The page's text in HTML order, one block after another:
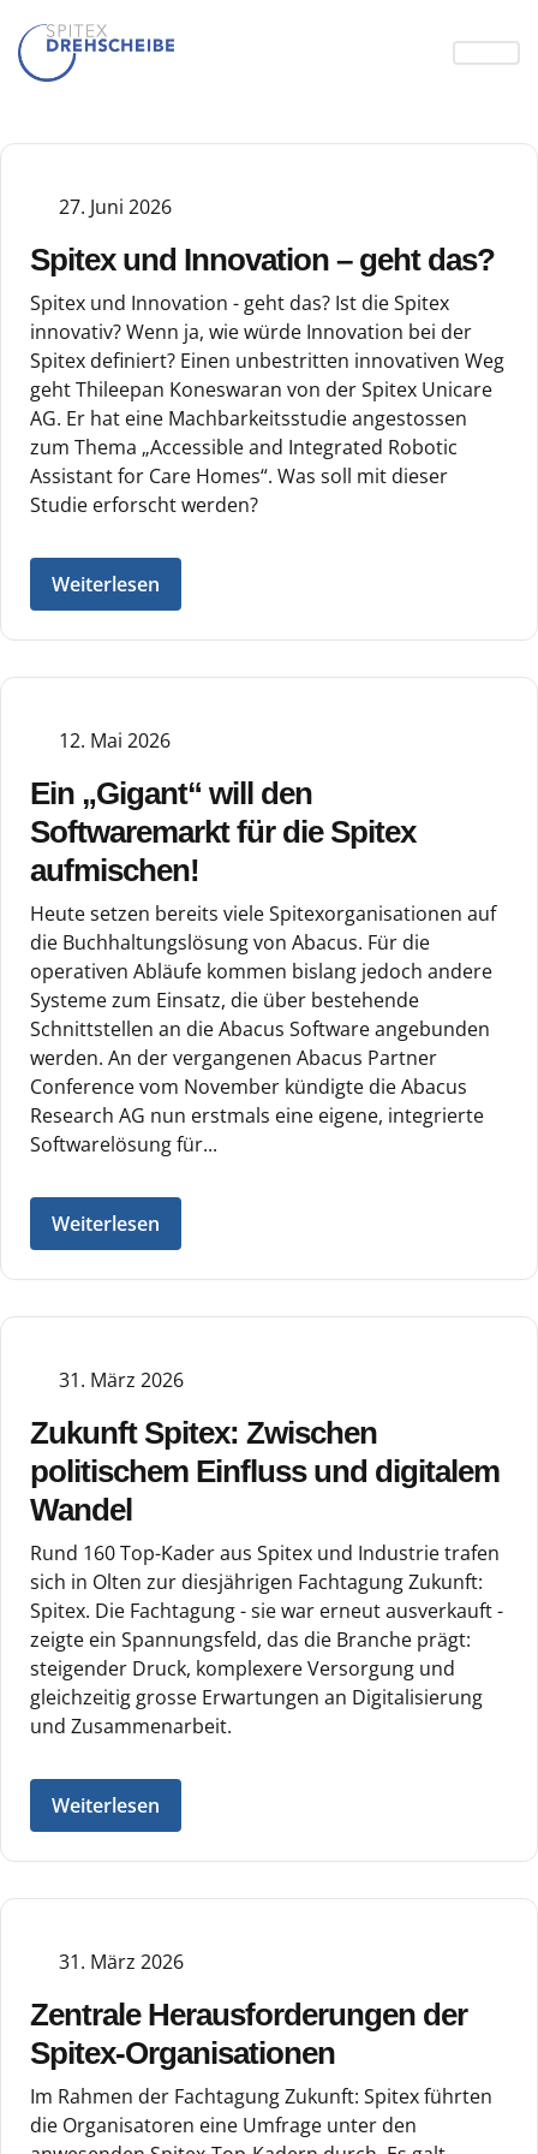
27. Juni 2026
Spitex und Innovation – geht das?
Spitex und Innovation - geht das? Ist die Spitex
innovativ? Wenn ja, wie würde Innovation bei der
Spitex definiert? Einen unbestritten innovativen Weg
geht Thileepan Koneswaran von der Spitex Unicare
AG. Er hat eine Machbarkeitsstudie angestossen
zum Thema „Accessible and Integrated Robotic
Assistant for Care Homes“. Was soll mit dieser
Studie erforscht werden?
Weiterlesen
12. Mai 2026
Ein „Gigant“ will den
Softwaremarkt für die Spitex
aufmischen!
Heute setzen bereits viele Spitexorganisationen auf
die Buchhaltungslösung von Abacus. Für die
operativen Abläufe kommen bislang jedoch andere
Systeme zum Einsatz, die über bestehende
Schnittstellen an die Abacus Software angebunden
werden. An der vergangenen Abacus Partner
Conference vom November kündigte die Abacus
Research AG nun erstmals eine eigene, integrierte
Softwarelösung für...
Weiterlesen
31. März 2026
Zukunft Spitex: Zwischen
politischem Einfluss und digitalem
Wandel
Rund 160 Top-Kader aus Spitex und Industrie trafen
sich in Olten zur diesjährigen Fachtagung Zukunft:
Spitex. Die Fachtagung - sie war erneut ausverkauft -
zeigte ein Spannungsfeld, das die Branche prägt:
steigender Druck, komplexere Versorgung und
gleichzeitig grosse Erwartungen an Digitalisierung
und Zusammenarbeit.
Weiterlesen
31. März 2026
Zentrale Herausforderungen der
Spitex-Organisationen
Im Rahmen der Fachtagung Zukunft: Spitex führten
die Organisatoren eine Umfrage unter den